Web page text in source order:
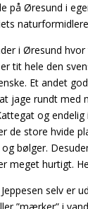
på Øresund i
i Øresund
tit hele den
Et andet
jage rundt med
og
de store hvide
bølger.
meget hurtigt.
Jeppesen selv er